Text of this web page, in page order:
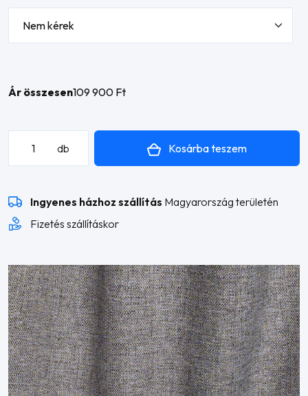
Ár összesen109 900 Ft
mennyiség
db Kosárba teszem
Ingyenes házhoz szállítás Magyarország területén
Fizetés szállításkor